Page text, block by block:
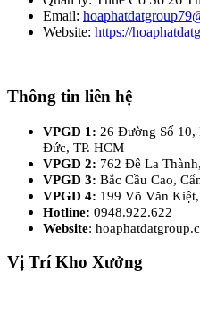
Email:
Website: https://
Thông tin liên hệ
VPGD 1: 26 Đường Số 10,
Đức, TP. HCM
VPGD 2: 762 Đê La
VPGD 3: Bắc Cầu Cao,
VPGD 4: 199 Võ Văn
Hotline: 0948.922.622
Website:
Vị Trí Kho Xưởng